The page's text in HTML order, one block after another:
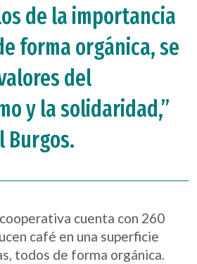
de la importancia
forma orgánica, se
del
y la solidaridad,”
Burgos.
cuenta con 260
café en una superficie
todos de forma orgánica.